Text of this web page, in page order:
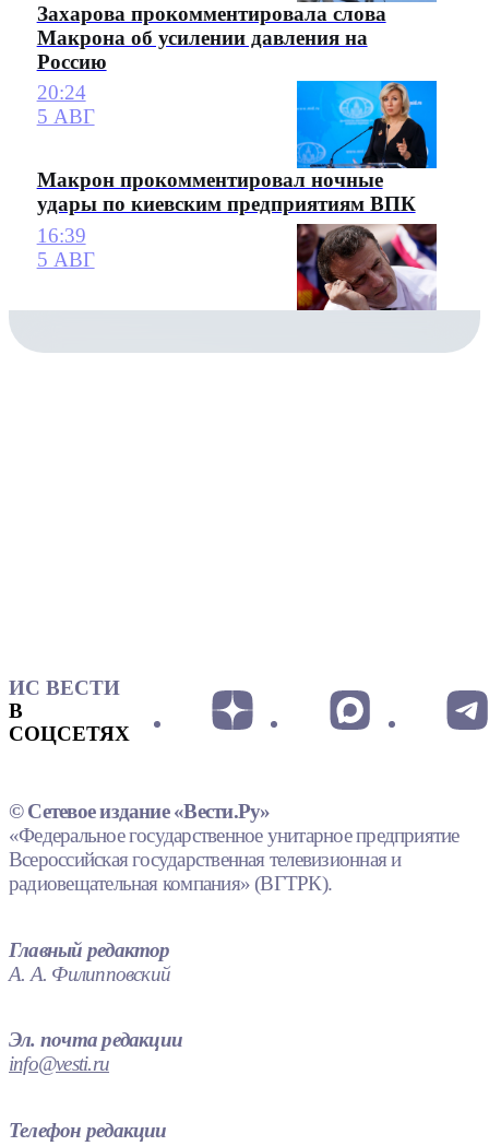
Захарова прокомментировала слова
Макрона об усилении давления на
Россию
20:24
5 АВГ
Макрон прокомментировал ночные
удары по киевским предприятиям ВПК
16:39
5 АВГ
ИС ВЕСТИ
В
СОЦСЕТЯХ
© Сетевое издание «Вести.Ру»
«Федеральное государственное унитарное предприятие
Всероссийская государственная телевизионная и
радиовещательная компания» (ВГТРК).
Главный редактор
А. А. Филипповский
Эл. почта редакции
info@vesti.ru
Телефон редакции